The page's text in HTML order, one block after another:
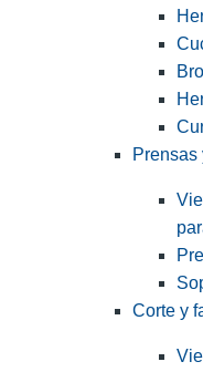
Prensas
Corte y